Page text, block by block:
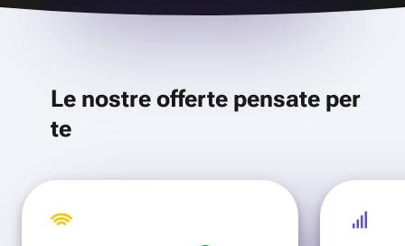
Le nostre offerte pensate per
te